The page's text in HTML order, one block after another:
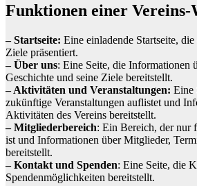
Funktionen einer Vereins-
– Startseite: Eine einladende Startseite,
Ziele präsentiert.
– Über uns: Eine Seite, die Informationen
Geschichte und seine Ziele bereitstellt.
– Aktivitäten und Veranstaltungen: Eine
zukünftige Veranstaltungen auflistet und
Aktivitäten des Vereins bereitstellt.
– Mitgliederbereich: Ein Bereich, der nur
ist und Informationen über Mitglieder,
bereitstellt.
– Kontakt und Spenden: Eine Seite, die
Spendenmöglichkeiten bereitstellt.